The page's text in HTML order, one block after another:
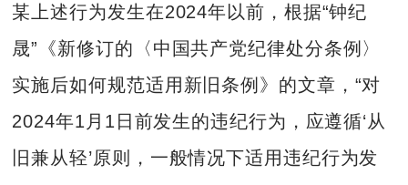
某上述行为发生在2024年以前，根据“钟纪
晟”《新修订的〈中国共产党纪律处分条例〉
实施后如何规范适用新旧条例》的文章，“对
2024年1月1日前发生的违纪行为，应遵循‘从
旧兼从轻’原则，一般情况下适用违纪行为发